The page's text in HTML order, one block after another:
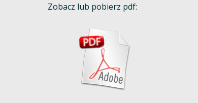
Zobacz lub pobierz pdf: